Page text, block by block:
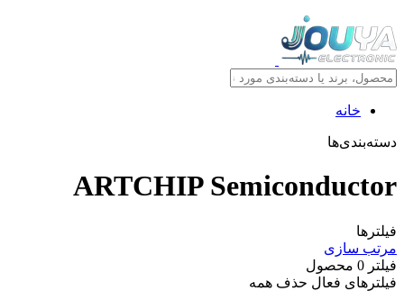
خانه
دسته‌بندی‌ها
ARTCHIP Semiconductor
فیلترها
مرتب سازی
فیلتر 0 محصول
فیلترهای فعال حذف همه